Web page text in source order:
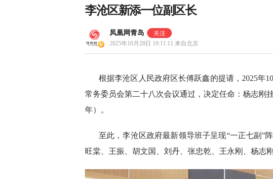
李沧区新添一位副区长
凤凰网青岛
2025年10月28日 19:11:11 来自北京
根据李沧区人民政府区长傅跃鑫的提请，2025年
常务委员会第二十八次会议通过，决定任命：杨志刚
年）。
至此，李沧区政府最新领导班子呈现“一正七副”
旺棠、王振、胡文国、刘丹、张忠乾、王永刚、杨志刚